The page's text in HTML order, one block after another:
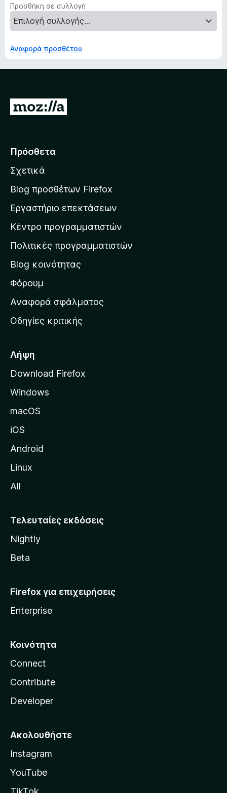
Προσθήκη σε συλλογή
Αναφορά προσθέτου
Μ
ά
α
σ
σ
τ
η
α
ρ
χ
κ
σ
λ
ί
τ
η
o
i
l
a
Πρόσθετα
Σχετικά
Blog προσθέτων Firefox
Εργαστήριο επεκτάσεων
Κέντρο προγραμματιστών
Πολιτικές προγραμματιστών
Blog κοινότητας
Φόρουμ
Αναφορά σφάλματος
Οδηγίες κριτικής
Λήψη
Download Firefox
Windows
macOS
iOS
Android
Linux
All
Τελευταίες εκδόσεις
Nightly
Beta
Firefox για επιχειρήσεις
Enterprise
Κοινότητα
Connect
Contribute
Developer
Ακολουθήστε
Instagram
YouTube